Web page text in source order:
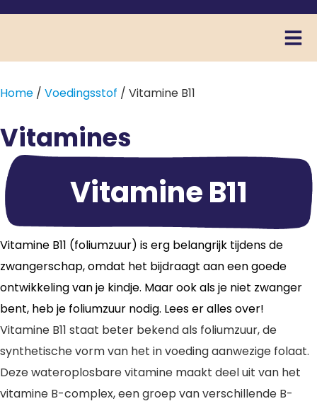
Home / Voedingsstof / Vitamine B11
Vitamines
Vitamine B11
Vitamine B11 (foliumzuur) is erg belangrijk tijdens de
zwangerschap, omdat het bijdraagt aan een goede
ontwikkeling van je kindje. Maar ook als je niet zwanger
bent, heb je foliumzuur nodig. Lees er alles over!
Vitamine B11 staat beter bekend als foliumzuur, de
synthetische vorm van het in voeding aanwezige folaat.
Deze wateroplosbare vitamine maakt deel uit van het
vitamine B-complex, een groep van verschillende B-